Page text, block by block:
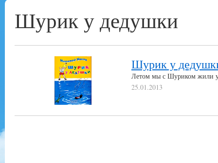
Шурик у дедушки
Шурик у
Летом мы с Шуриком жили
25.01.2013